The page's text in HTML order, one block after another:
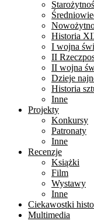
Historia
I wojna
II
II wojna
Dzieje
Historia
Inne
Projekty
Konkursy
Patronaty
Inne
Recenzje
Książki
Film
Wystawy
Inne
Ciekawostki
Multimedia